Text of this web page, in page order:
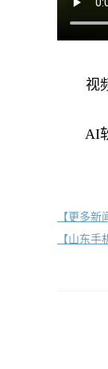
视频
AI软
【更多
【山东手